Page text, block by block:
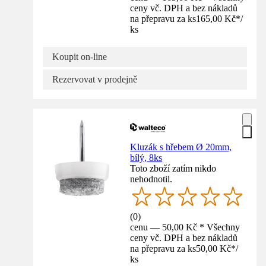
ceny vč. DPH a bez nákladů
na přepravu za ks165,00 Kč*/
ks
Koupit on-line
Rezervovat v prodejně
Kluzák s hřebem Ø 20mm,
bílý, 8ks
Toto zboží zatím nikdo
nehodnotil.
(0)
cenu — 50,00 Kč * Všechny
ceny vč. DPH a bez nákladů
na přepravu za ks50,00 Kč*/
ks